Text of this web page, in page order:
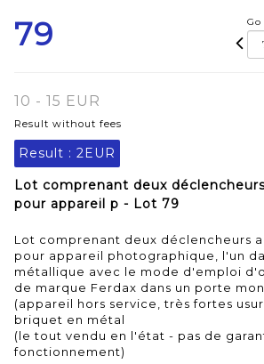
79
10 - 15 EUR
Result without fees
Result : 2EUR
Lot comprenant deux
pour appareil p - Lot 79
Lot comprenant deux déclencheurs
pour appareil photographique, l'un
métallique avec le mode d'emploi
de marque Ferdax dans un porte
(appareil hors service, très fortes
briquet en métal
(le tout vendu en l'état - pas de
fonctionnement)